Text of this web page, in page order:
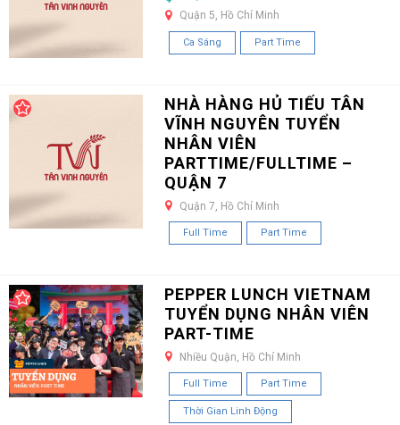
Quận 5, Hồ Chí Minh
Ca Sáng Part Time
NHÀ HÀNG HỦ TIẾU TÂN
VĨNH NGUYÊN TUYỂN
NHÂN VIÊN
PARTTIME/FULLTIME –
QUẬN 7
Quận 7, Hồ Chí Minh
Full Time Part Time
PEPPER LUNCH VIETNAM
TUYỂN DỤNG NHÂN VIÊN
PART-TIME
Nhiều Quận, Hồ Chí Minh
Full Time Part Time
Thời Gian Linh Động